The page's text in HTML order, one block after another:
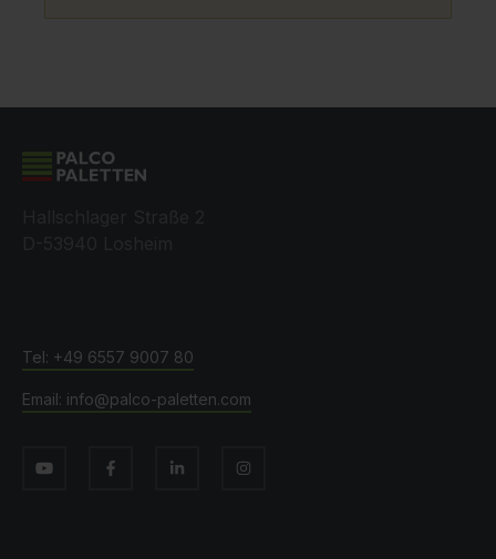
+49 6557 9007 80
info@palco-paletten.com